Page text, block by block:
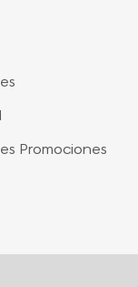
Promociones